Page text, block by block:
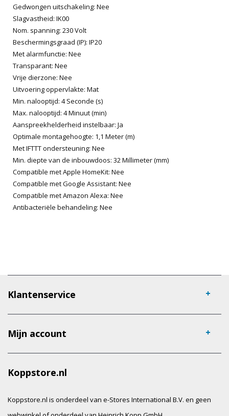
Gedwongen uitschakeling: Nee
Slagvastheid: IK00
Nom. spanning: 230 Volt
Beschermingsgraad (IP): IP20
Met alarmfunctie: Nee
Transparant: Nee
Vrije dierzone: Nee
Uitvoering oppervlakte: Mat
Min. nalooptijd: 4 Seconde (s)
Max. nalooptijd: 4 Minuut (min)
Aanspreekhelderheid instelbaar: Ja
Optimale montagehoogte: 1,1 Meter (m)
Met IFTTT ondersteuning: Nee
Min. diepte van de inbouwdoos: 32 Millimeter (mm)
Compatible met Apple HomeKit: Nee
Compatible met Google Assistant: Nee
Compatible met Amazon Alexa: Nee
Antibacteriële behandeling: Nee
Klantenservice
Mijn account
Koppstore.nl
Koppstore.nl is onderdeel van e-Stores International B.V. en geen